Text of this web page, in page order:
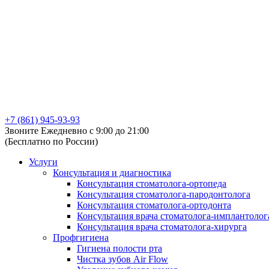
+7 (861) 945-93-93
Звоните Ежедневно с 9:00 до 21:00
(Бесплатно по России)
Услуги
Консультация и диагностика
Консультация стоматолога-ортопеда
Консультация стоматолога-пародонтолога
Консультация стоматолога-ортодонта
Консультация врача стоматолога-
Консультация врача стоматолога-хирурга
Профгигиена
Гигиена полости рта
Чистка зубов Air Flow